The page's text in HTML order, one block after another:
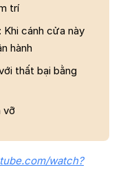
trí
cánh cửa này
hành
thất bại bằng
vỡ
watch?